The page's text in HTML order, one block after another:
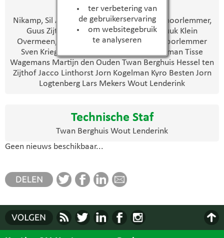
ter verbetering van
de gebruikerservaring
om websitegebruik
te analyseren
Selectie
Nikamp, Sil Aarnink, Joep Heuven, Niels Schoorlemmer,
Guus Zijthof, Jochem ten Hunneman, Luuk Klein
Overmeen, Robin Reimert, Hugo Stijn Schoorlemmer
Sven Krieger Jasper Hoogeslag Stan Jonkman Tisse
Wagemans Martijn den Ouden Twan Berghuis Hessel ten
Zijthof Jacco Linthorst Jorn Kogelman Kyro Besten Jorn
Logtenberg Lars Mekers Wout Lenderink
Technische Staf
Twan Berghuis Wout Lenderink
Geen nieuws beschikbaar...